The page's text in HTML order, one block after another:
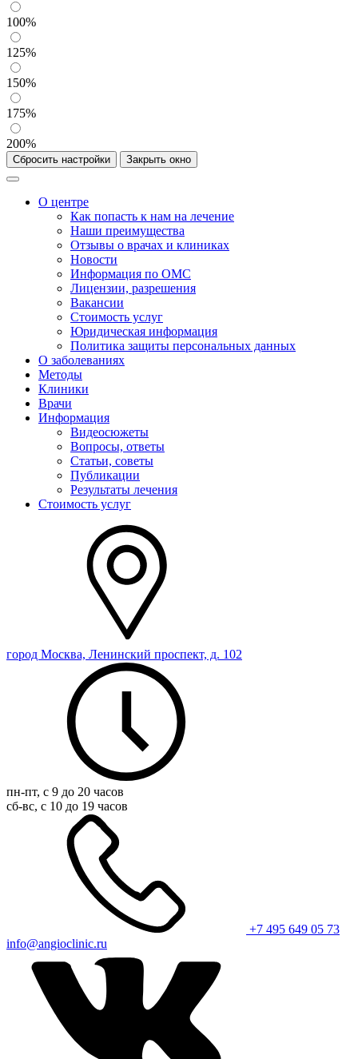
100%
125%
150%
175%
200%
Сбросить настройки Закрыть окно
О центре
Как попасть к нам на лечение
Наши преимущества
Отзывы о врачах и клиниках
Новости
Информация по ОМС
Лицензии, разрешения
Вакансии
Стоимость услуг
Юридическая информация
Политика защиты персональных данных
О заболеваниях
Методы
Клиники
Врачи
Информация
Видеосюжеты
Вопросы, ответы
Статьи, советы
Публикации
Результаты лечения
Стоимость услуг
город Москва, Ленинский проспект, д. 102
пн-пт, с 9 до 20 часов
сб-вс, с 10 до 19 часов
+7 495 649 05 73
info@angioclinic.ru